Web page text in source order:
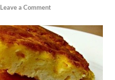
Leave a Comment